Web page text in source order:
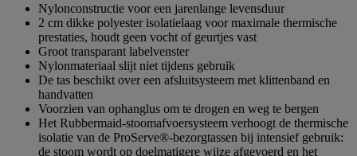
sterren.
Nylonconstructie voor een jarenlange levensduur
2 cm dikke polyester isolatielaag voor maximale thermische
prestaties, houdt geen vocht of geurtjes vast
Groot transparant labelvenster
Nylonmateriaal slijt niet tijdens gebruik
De tas beschikt over een afsluitsysteem met klittenband en
handvatten
Voorzien van ophanglus om te drogen en weg te bergen
Het Rubbermaid-stoomafvoersysteem verhoogt de thermische
isolatie van de ProServe®-bezorgtassen bij intensief gebruik:
de stoom wordt op doelmatigere wijze afgevoerd en het